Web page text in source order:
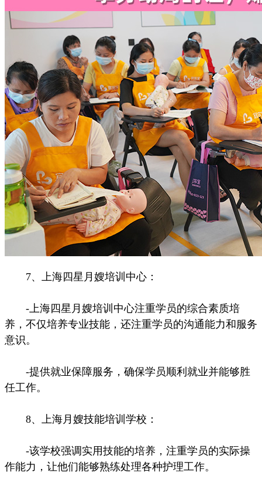
7、上海四星月嫂培训中心：
-上海四星月嫂培训中心注重学员的综合素质培
养，不仅培养专业技能，还注重学员的沟通能力和服务
意识。
-提供就业保障服务，确保学员顺利就业并能够胜
任工作。
8、上海月嫂技能培训学校：
-该学校强调实用技能的培养，注重学员的实际操
作能力，让他们能够熟练处理各种护理工作。